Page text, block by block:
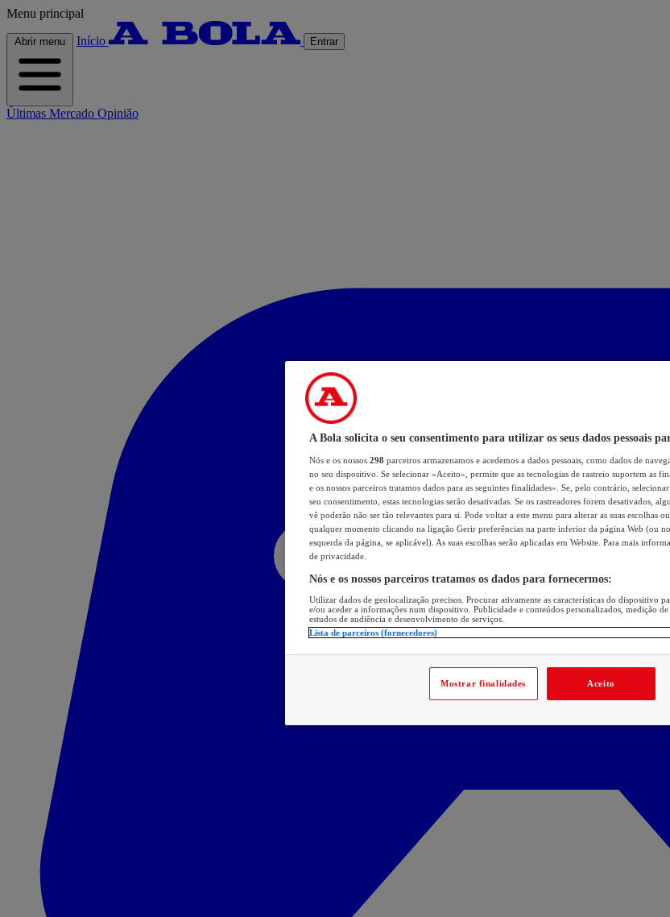
Menu principal
Abrir menu Início Entrar
Últimas Mercado Opinião
A Bola solicita o seu consentimento para utilizar os seus dados pessoais
Nós e os nossos 298 parceiros armazenamos e acedemos a dados pessoais, como dados de
no seu dispositivo. Se selecionar «Aceito», permite que as tecnologias de rastreio suportem as
e os nossos parceiros tratamos dados para as seguintes finalidades». Se, pelo contrário,
seu consentimento, estas tecnologias serão desativadas. Se os rastreadores forem desativados,
vê poderão não ser tão relevantes para si. Pode voltar a este menu para alterar as suas escolhas
qualquer momento clicando na ligação Gerir preferências na parte inferior da página Web (ou
esquerda da página, se aplicável). As suas escolhas serão aplicadas em Website. Para mais
de privacidade.
Nós e os nossos parceiros tratamos os dados para fornecermos:
Utilizar dados de geolocalização precisos. Procurar ativamente as características do dispositivo
e/ou aceder a informações num dispositivo. Publicidade e conteúdos personalizados, medição
estudos de audiência e desenvolvimento de serviços.
Lista de parceiros (fornecedores)
Mostrar finalidades Aceito